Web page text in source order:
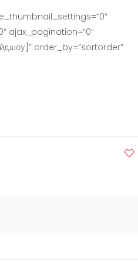
ajax_pagination=”0″
order_by=”sortorder”